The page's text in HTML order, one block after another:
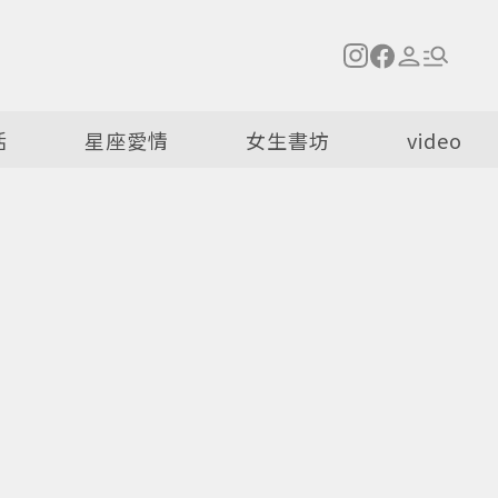
星座愛情 女生書坊 video